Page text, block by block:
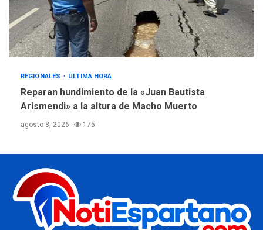
REGIONALES ÚLTIMA HORA
Reparan hundimiento de la «Juan Bautista
Arismendi» a la altura de Macho Muerto
agosto 8, 2026 175